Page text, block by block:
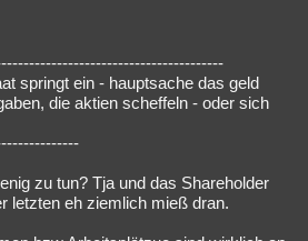
springt ein - hauptsache das geld
die aktien scheffeln - oder sich
zu tun? Tja und das Shareholder
letzten eh ziemlich mieß dran.